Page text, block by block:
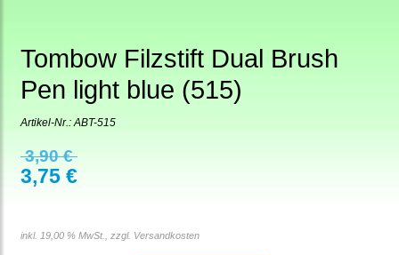
Tombow Filzstift Dual Brush
Pen light blue (515)
Artikel-Nr.: ABT-515
3,90 €
3,75 €
inkl. 19,00 % MwSt., zzgl. Versandkosten